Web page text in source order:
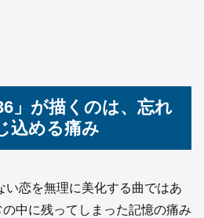
」が描くのは、忘れ
込める痛み
い恋を無理に美化する曲ではあ
中に残ってしまった記憶の痛み